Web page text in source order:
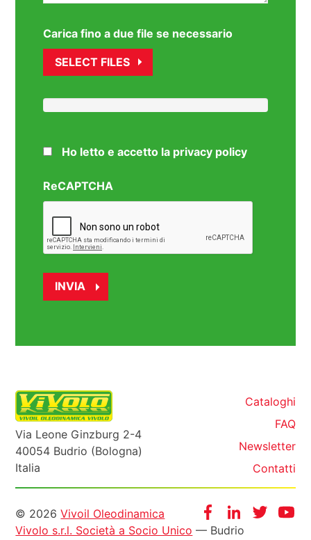
Carica fino a due file se necessario
SELECT FILES
Ho letto e accetto la privacy policy
ReCAPTCHA
Via Leone Ginzburg 2-4
40054 Budrio (Bologna)
Italia
Cataloghi
FAQ
Newsletter
Contatti
FacebookInstagram
Twitter
Informazioni
legali
© 2026Vivoil Oleodinamica
Vivolo s.r.l. Società a Socio Unico — Budrio